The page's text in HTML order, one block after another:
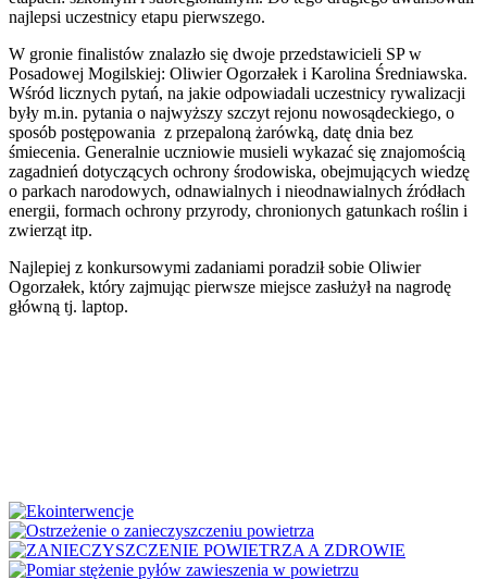
najlepsi uczestnicy etapu pierwszego.
W gronie finalistów znalazło się dwoje przedstawicieli SP w
Posadowej Mogilskiej: Oliwier Ogorzałek i Karolina Średniawska.
Wśród licznych pytań, na jakie odpowiadali uczestnicy rywalizacji
były m.in. pytania o najwyższy szczyt rejonu nowosądeckiego, o
sposób postępowania z przepaloną żarówką, datę dnia bez
śmiecenia. Generalnie uczniowie musieli wykazać się znajomością
zagadnień dotyczących ochrony środowiska, obejmujących wiedzę
o parkach narodowych, odnawialnych i nieodnawialnych źródłach
energii, formach ochrony przyrody, chronionych gatunkach roślin i
zwierząt itp.
Najlepiej z konkursowymi zadaniami poradził sobie Oliwier
Ogorzałek, który zajmując pierwsze miejsce zasłużył na nagrodę
główną tj. laptop.